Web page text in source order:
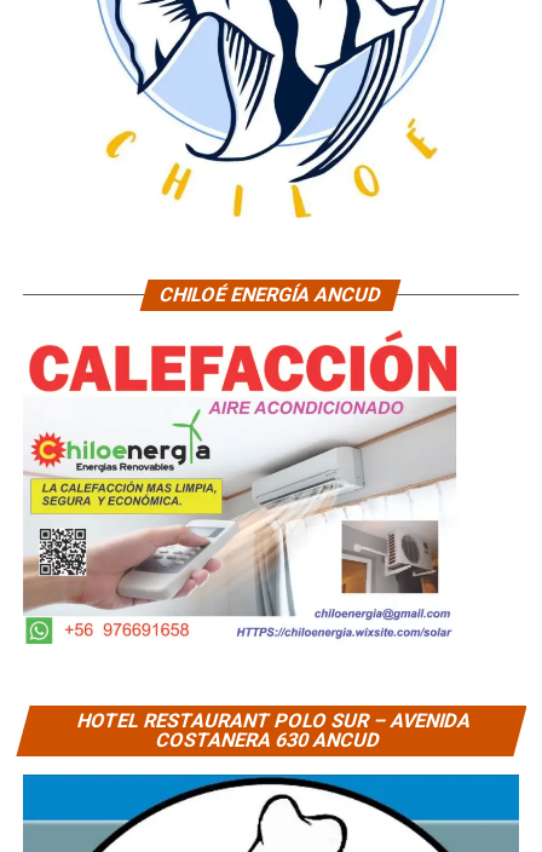
CHILOÉ ENERGÍA ANCUD
HOTEL RESTAURANT POLO SUR – AVENIDA
COSTANERA 630 ANCUD